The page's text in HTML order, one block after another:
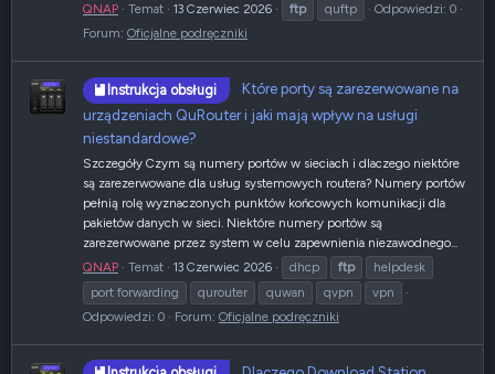
QNAP
Temat 13 Czerwiec 2026 ftp quftp
Odpowiedzi: 0
Forum: Oficjalne podręczniki
Instrukcja obsługi
Które porty są zarezerwowane na
urządzeniach QuRouter i jaki mają wpływ na usługi
niestandardowe?
Szczegóły Czym są numery portów w sieciach i dlaczego niektóre
są zarezerwowane dla usług systemowych routera? Numery portów
pełnią rolę wyznaczonych punktów końcowych komunikacji dla
pakietów danych w sieci. Niektóre numery portów są
zarezerwowane przez system w celu zapewnienia niezawodnego...
QNAP
Temat 13 Czerwiec 2026 dhcp ftp
helpdesk
port forwarding
qurouter quwan qvpn
vpn
Odpowiedzi: 0
Forum: Oficjalne podręczniki